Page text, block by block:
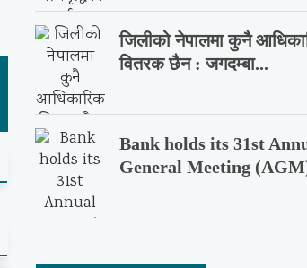
जिलीको नेपालमा कुनै
वितरक छैन : जगदम्बा...
Bank holds its 31st
General Meeting